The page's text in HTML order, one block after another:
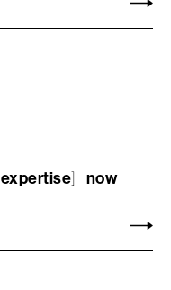
expertise] _ now_